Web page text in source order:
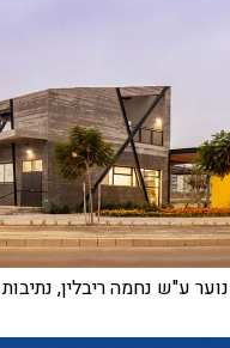
ע"ש נחמה ריבלין, נתיבות